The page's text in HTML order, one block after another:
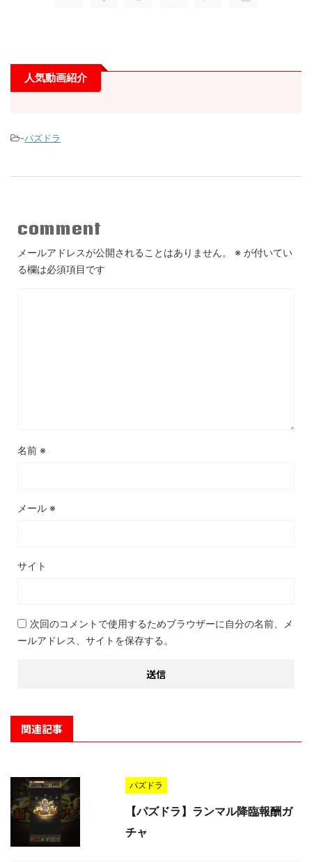
人気動画紹介
-パズドラ
comment
メールアドレスが公開されることはありません。 ※ が付いてい
る欄は必須項目です
名前 ※
メール ※
サイト
次回のコメントで使用するためブラウザーに自分の名前、メ
ールアドレス、サイトを保存する。
関連記事
パズドラ
【パズドラ】ランマル降臨報酬ガ
チャ